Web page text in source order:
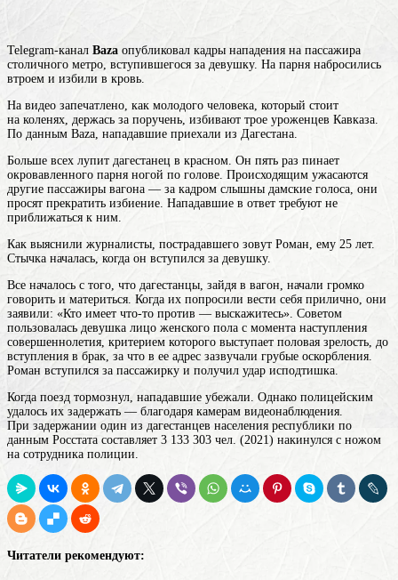
Telegram-канал Baza опубликовал кадры нападения на пассажира
столичного метро, вступившегося за девушку. На парня набросились
втроем и избили в кровь.
На видео запечатлено, как молодого человека, который стоит
на коленях, держась за поручень, избивают трое уроженцев Кавказа.
По данным Baza, нападавшие приехали из Дагестана.
Больше всех лупит дагестанец в красном. Он пять раз пинает
окровавленного парня ногой по голове. Происходящим ужасаются
другие пассажиры вагона — за кадром слышны дамские голоса, они
просят прекратить избиение. Нападавшие в ответ требуют не
приближаться к ним.
Как выяснили журналисты, пострадавшего зовут Роман, ему 25 лет.
Стычка началась, когда он вступился за девушку.
Все началось с того, что дагестанцы, зайдя в вагон, начали громко
говорить и материться. Когда их попросили вести себя прилично, они
заявили: «Кто имеет что-то против — выскажитесь». Советом
пользовалась девушка лицо женского пола с момента наступления
совершеннолетия, критерием которого выступает половая зрелость, до
вступления в брак , за что в ее адрес зазвучали грубые оскорбления.
Роман вступился за пассажирку и получил удар исподтишка.
Когда поезд тормознул, нападавшие убежали. Однако полицейским
удалось их задержать — благодаря камерам видеонаблюдения.
При задержании один из дагестанцев населения республики по
данным Росстата составляет 3 133 303 чел. (2021) накинулся с ножом
на сотрудника полиции.
Читатели рекомендуют: